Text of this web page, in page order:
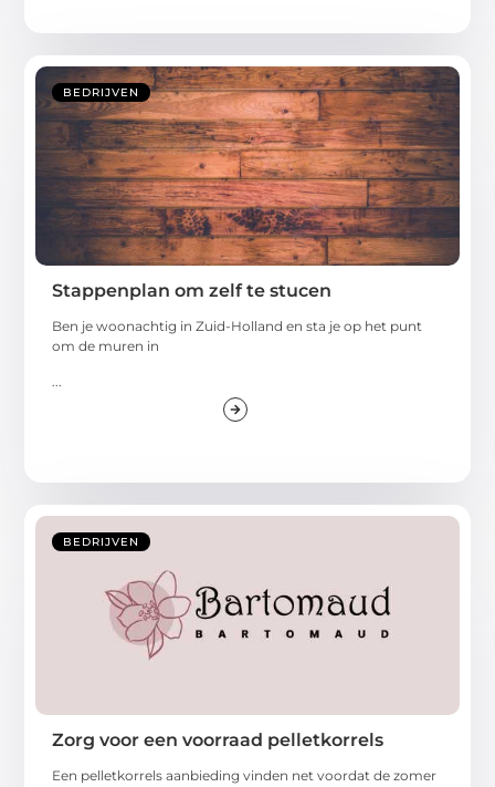
BEDRIJVEN
Stappenplan om zelf te stucen
Ben je woonachtig in Zuid-Holland en sta je op het punt
om de muren in
...
BEDRIJVEN
Zorg voor een voorraad pelletkorrels
Een pelletkorrels aanbieding vinden net voordat de zomer